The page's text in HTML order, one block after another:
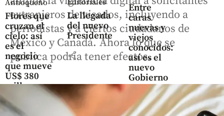
Antioqueño
Flores que
cruzan el
cielo: así
es el
negocio
que mueve
US$ 380
millones
en el
Oriente
Editoriales
La llegada
del nuevo
Presidente
share
Entre
caras
nuevas y
viejos
conocidos:
así es el
nuevo
Gobierno
extranjeros de visados, incluyendo a
periodistas y a ciertos ciudadanos de
México y Canadá. Ahora lo que se
publica podría tener efectos.